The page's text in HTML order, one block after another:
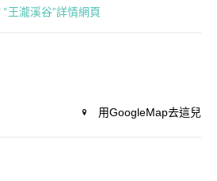
王瀧溪谷”詳情網頁
用GoogleMap去這兒